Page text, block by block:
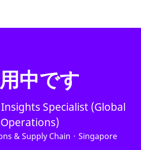
中です
Specialist (Global
Operations)
& Supply Chain · Singapore